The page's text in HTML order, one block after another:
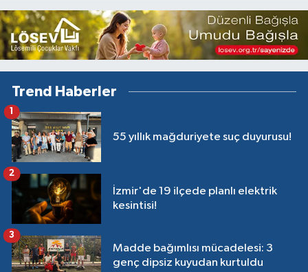
Trend Haberler
55 yıllık mağduriyete suç duyurusu!
1
İzmir'de 19 ilçede planlı elektrik
kesintisi!
2
Madde bağımlısı mücadelesi: 3
genç dipsiz kuyudan kurtuldu
3